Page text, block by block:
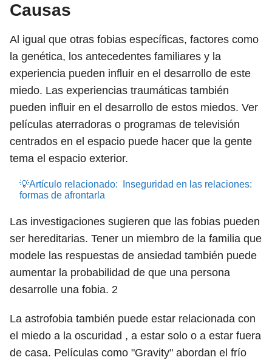
Causas
Al igual que otras fobias específicas, factores como
la genética, los antecedentes familiares y la
experiencia pueden influir en el desarrollo de este
miedo. Las experiencias traumáticas también
pueden influir en el desarrollo de estos miedos. Ver
películas aterradoras o programas de televisión
centrados en el espacio puede hacer que la gente
tema el espacio exterior.
💡Artículo relacionado:
Inseguridad en las relaciones:
formas de afrontarla
Las investigaciones sugieren que las fobias pueden
ser hereditarias. Tener un miembro de la familia que
modele las respuestas de ansiedad también puede
aumentar la probabilidad de que una persona
desarrolle una fobia. 2
La astrofobia también puede estar relacionada con
el miedo a la oscuridad , a estar solo o a estar fuera
de casa. Películas como "Gravity" abordan el frío